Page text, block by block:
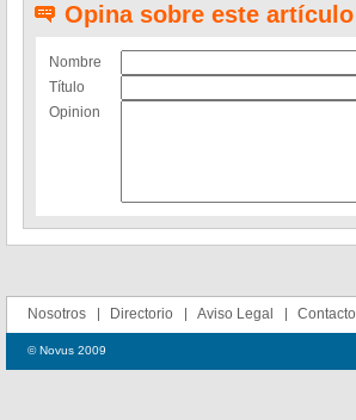
Opina sobre este artículo
Nombre
Título
Opinion
Nosotros Directorio Aviso Legal Contacto
© Novus 2009